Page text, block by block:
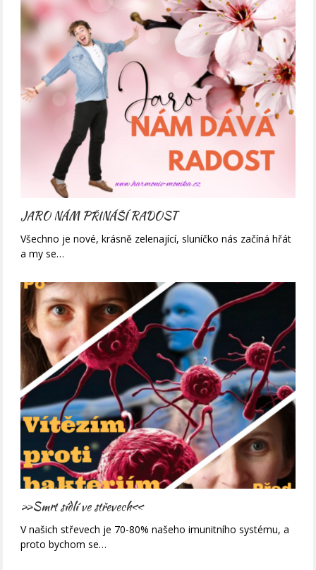
JARO NÁM PŘINÁŠÍ RADOST
Všechno je nové, krásně zelenající, sluníčko nás začíná hřát
a my se…
»Smrt sídlí ve střevech«
V našich střevech je 70-80% našeho imunitního systému, a
proto bychom se…